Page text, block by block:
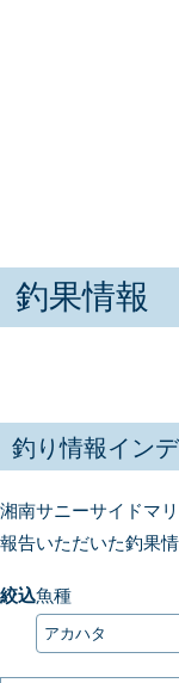
釣果情報
釣り情報イン
湘南サニーサイドマ
報告いただいた釣果
絞込魚種